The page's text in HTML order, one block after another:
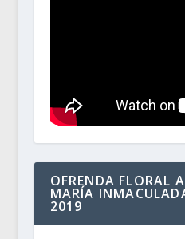
OFRENDA FLORAL
MARÍA
2019